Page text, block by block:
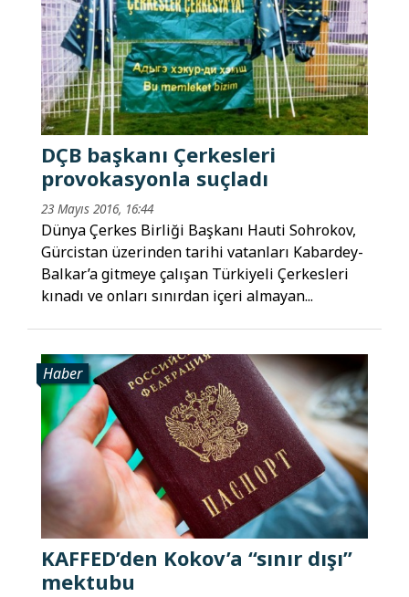
DÇB başkanı Çerkesleri
provokasyonla suçladı
23 Mayıs 2016, 16:44
Dünya Çerkes Birliği Başkanı Hauti Sohrokov,
Gürcistan üzerinden tarihi vatanları Kabardey-
Balkar’a gitmeye çalışan Türkiyeli Çerkesleri
kınadı ve onları sınırdan içeri almayan...
Haber
KAFFED’den Kokov’a “sınır dışı”
mektubu